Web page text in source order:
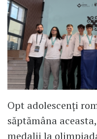
Opt adolescenți
săptămâna
medalii la